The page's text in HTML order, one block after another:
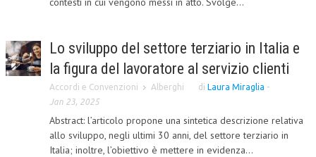
ALTA FORMAZIONE
CORSI CE.S.E.D.
ARCHIVIO CORSI 2015
DIVENTA SOCIO
BROCHURE CE.S.E.D.
Lo sviluppo del settore terziario in Italia e
la figura del lavoratore al servizio clienti
Accordi e Convenzioni Alberghi di Laura Miraglia -
Jan 23, 2025
Abstract: l’articolo propone una sintetica descrizione relativa
allo sviluppo, negli ultimi 30 anni, del settore terziario in
Italia; inoltre, l’obiettivo è mettere in evidenza...